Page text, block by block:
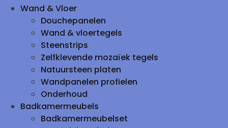
Wand & Vloer
Douchepanelen
Wand & vloertegels
Steenstrips
Zelfklevende mozaïek tegels
Natuursteen platen
Wandpanelen profielen
Onderhoud
Badkamermeubels
Badkamermeubelset